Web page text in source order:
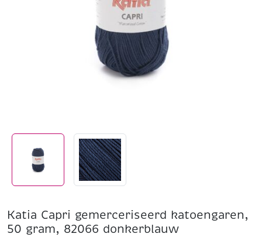
Katia Capri gemerceriseerd katoengaren,
50 gram, 82066 donkerblauw